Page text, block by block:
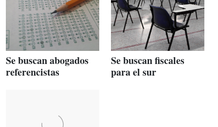
Se buscan abogados
referencistas
Se buscan fiscales
para el sur